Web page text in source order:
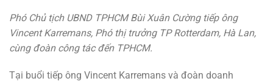
Phó Chủ tịch UBND TPHCM Bùi Xuân Cường tiếp ông
Vincent Karremans, Phó thị trưởng TP Rotterdam, Hà Lan,
cùng đoàn công tác đến TPHCM.
Tại buổi tiếp ông Vincent Karremans và đoàn doanh